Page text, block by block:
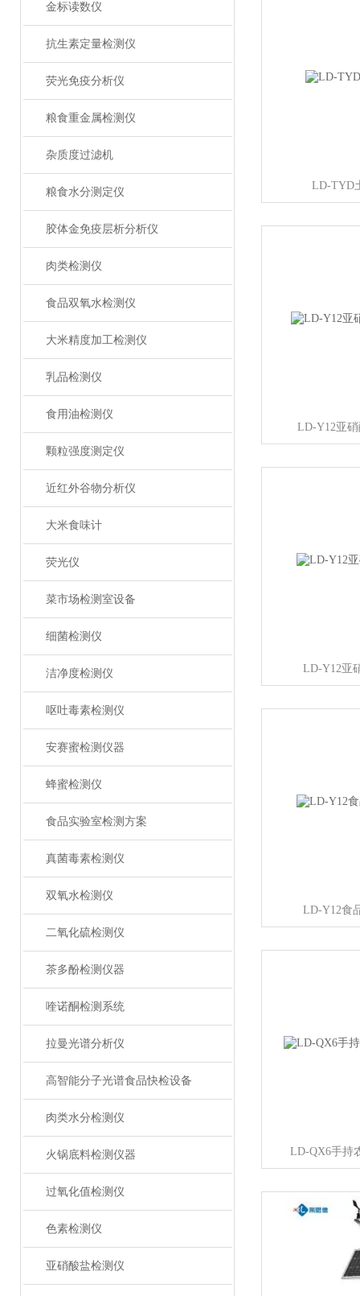
金标读数仪
抗生素定量检测仪
荧光免疫分析仪
粮食重金属检测仪
杂质度过滤机
粮食水分测定仪
胶体金免疫层析分析仪
肉类检测仪
食品双氧水检测仪
大米精度加工检测仪
乳品检测仪
食用油检测仪
颗粒强度测定仪
近红外谷物分析仪
大米食味计
荧光仪
菜市场检测室设备
细菌检测仪
洁净度检测仪
呕吐毒素检测仪
安赛蜜检测仪器
蜂蜜检测仪
食品实验室检测方案
真菌毒素检测仪
双氧水检测仪
二氧化硫检测仪
茶多酚检测仪器
喹诺酮检测系统
拉曼光谱分析仪
高智能分子光谱食品快检设备
肉类水分检测仪
火锅底料检测仪器
过氧化值检测仪
色素检测仪
亚硝酸盐检测仪
LD-TYD
LD-Y12亚
LD-Y12亚
LD-Y12食
LD-QX6手持